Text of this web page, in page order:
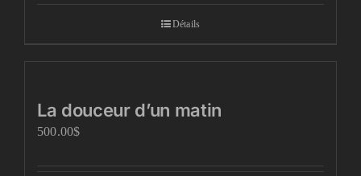
Détails
La douceur d’un matin
500.00$